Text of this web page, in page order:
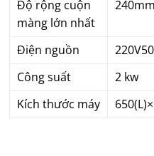
Độ rộng cuộn
màng lớn nhất
240mm
Điện nguồn
Công suất
2 kw
Kích thước máy